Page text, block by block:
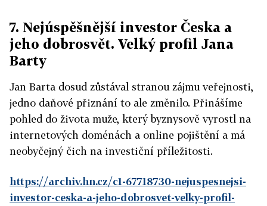
7. Nejúspěšnější investor Česka a
jeho dobrosvět. Velký profil Jana
Barty
Jan Barta dosud zůstával stranou zájmu veřejnosti,
jedno daňové přiznání to ale změnilo. Přinášíme
pohled do života muže, který byznysově vyrostl na
internetových doménách a online pojištění a má
neobyčejný čich na investiční příležitosti.
https://archiv.hn.cz/c1-67718730-nejuspesnejsi-
investor-ceska-a-jeho-dobrosvet-velky-profil-